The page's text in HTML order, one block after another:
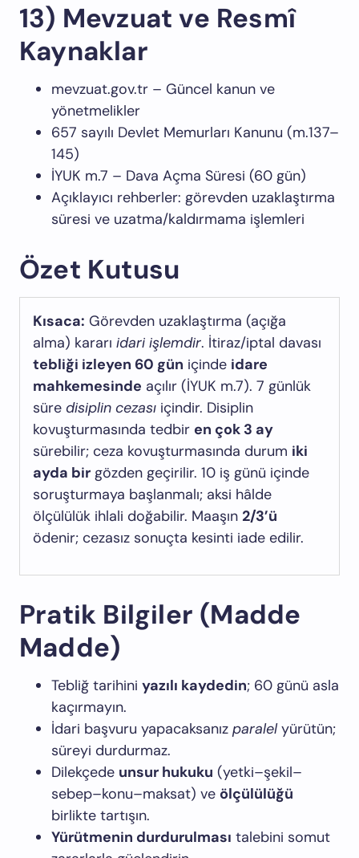
13) Mevzuat ve Resmî
Kaynaklar
mevzuat.gov.tr – Güncel kanun ve
yönetmelikler
657 sayılı Devlet Memurları Kanunu (m.137–
145)
İYUK m.7 – Dava Açma Süresi (60 gün)
Açıklayıcı rehberler: görevden uzaklaştırma
süresi ve uzatma/kaldırmama işlemleri
Özet Kutusu
Kısaca: Görevden uzaklaştırma (açığa
alma) kararı idari işlemdir. İtiraz/iptal davası
tebliği izleyen 60 gün içinde idare
mahkemesinde açılır (İYUK m.7). 7 günlük
süre disiplin cezası içindir. Disiplin
kovuşturmasında tedbir en çok 3 ay
sürebilir; ceza kovuşturmasında durum iki
ayda bir gözden geçirilir. 10 iş günü içinde
soruşturmaya başlanmalı; aksi hâlde
ölçülülük ihlali doğabilir. Maaşın 2/3’ü
ödenir; cezasız sonuçta kesinti iade edilir.
Pratik Bilgiler (Madde
Madde)
Tebliğ tarihini yazılı kaydedin; 60 günü asla
kaçırmayın.
İdari başvuru yapacaksanız paralelyürütün;
süreyi durdurmaz.
Dilekçede unsur hukuku (yetki–şekil–
sebep–konu–maksat) ve ölçülülüğü
birlikte tartışın.
Yürütmenin durdurulması talebini somut